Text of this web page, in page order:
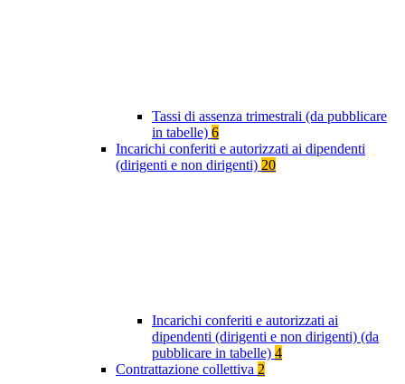
Tassi di assenza trimestrali (da pubblicare
in tabelle) 6
Incarichi conferiti e autorizzati ai dipendenti
(dirigenti e non dirigenti) 20
Incarichi conferiti e autorizzati ai
dipendenti (dirigenti e non dirigenti) (da
pubblicare in tabelle) 4
Contrattazione collettiva 2